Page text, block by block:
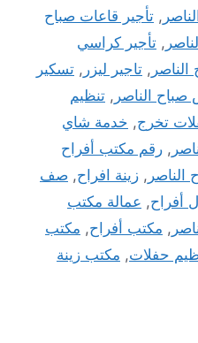
, تأجير قاعات صباح
, تأجير كراسي
, تاجير ليزر , تسكير
الناصر , تنظيم
تخرج, خدمة شاي
, رقم مكتب أفراح
الناصر , زينة افراح, صف
أفراح, عمالة مكتب
, مكتب أفراح, مكتب
حفلات, مكتب زينة